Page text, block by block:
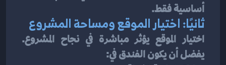
أساسية فقط.
ثانيًا: اختيار الموقع ومساحة المشروع
يفضل أن يكون الفندق في: